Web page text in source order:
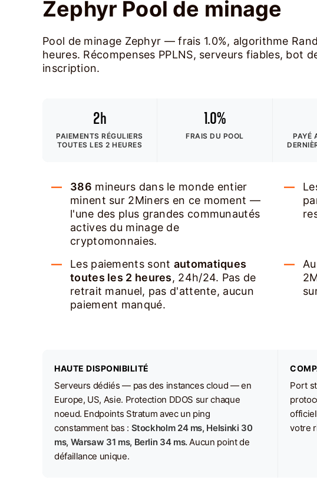
Zephyr Pool de minage
Pool de minage Zephyr — frais 1.0%, algorithme
heures. Récompenses PPLNS, serveurs fiables, bot
inscription.
2h
PAIEMENTS RÉGULIERS
TOUTES LES 2 HEURES
1.0%
FRAIS DU POOL
PAYÉ
386 mineurs dans le monde entier
minent sur 2Miners en ce moment —
l'une des plus grandes communautés
actives du minage de
cryptomonnaies.
Les paiements sont automatiques
toutes les 2 heures, 24h/24. Pas de
retrait manuel, pas d'attente, aucun
paiement manqué.
HAUTE DISPONIBILITÉ
Serveurs dédiés — pas des instances cloud — en
Europe, US, Asie. Protection DDOS sur chaque
noeud. Endpoints Stratum avec un ping
constamment bas : Stockholm 24 ms, Helsinki 30
ms, Warsaw 31 ms, Berlin 34 ms.Aucun point de
défaillance unique.
Port
votre